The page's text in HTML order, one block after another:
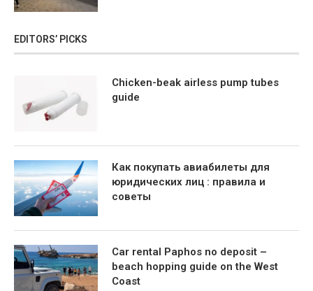
EDITORS’ PICKS
Chicken-beak airless pump tubes
guide
Как покупать авиабилеты для
юридических лиц : правила и
советы
Car rental Paphos no deposit –
beach hopping guide on the West
Coast